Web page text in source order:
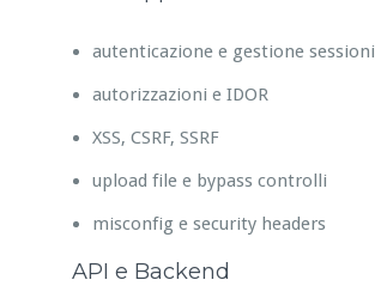
autenticazione e gestione sessioni
autorizzazioni e IDOR
XSS, CSRF, SSRF
upload file e bypass controlli
misconfig e security headers
API e Backend